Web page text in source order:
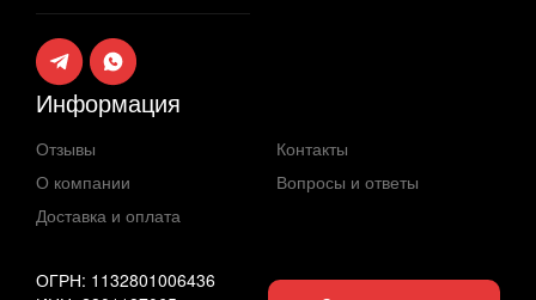
ОГРН: 1132801006436
Информация
Отзывы
О компании
Доставка и оплата
Контакты
Вопросы и ответы